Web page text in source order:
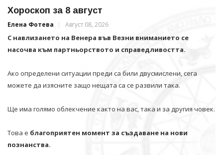
Хороскоп за 8 август
Елена Фотева Август 08, 2026
С навлизането на Венера във Везни вниманието се
насочва към партньорството и справедливостта.
Ако определени ситуации преди са били двусмислени, сега
можете да изясните защо нещата са се развили така.
Ще има голямо облекчение както на вас, така и за другия човек.
Това е благоприятен момент за създаване на нови
познанства.